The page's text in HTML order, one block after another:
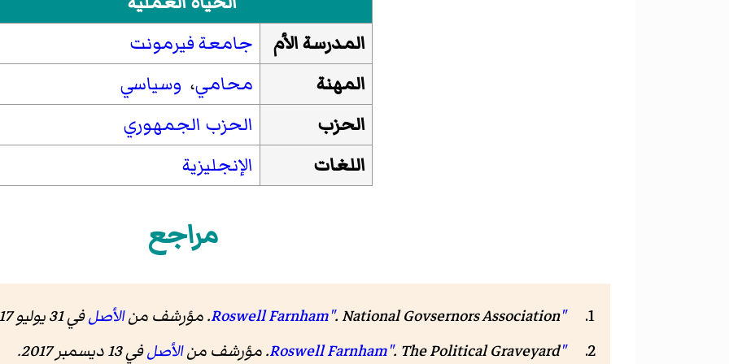
المدرسة الأم
جامعة فيرمونت
المهنة
محامي، وسياسي
الحزب
الحزب الجمهوري
اللغات
الإنجليزية
مراجع
"Roswell Farnham". National Govsernors Association. مؤرشف من الأصلفي 31 يوليو 2017
"Roswell Farnham". The Political Graveyard. مؤرشف من الأصلفي 13 ديسمبر 2017 .